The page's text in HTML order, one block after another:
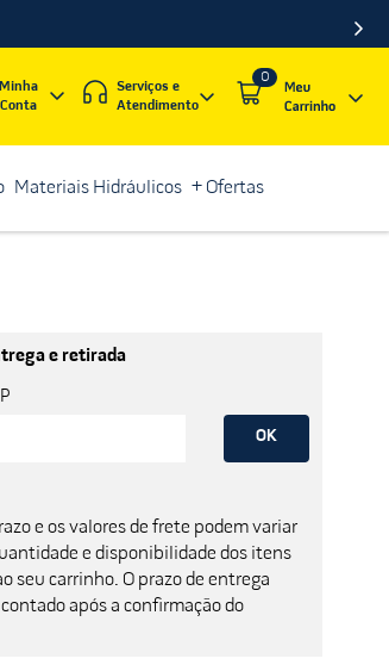
Minha
Conta
Serviços e
Atendimento
0
Materiais Hidráulicos + Ofertas
e retirada
OK
e os valores de frete podem variar
e disponibilidade dos itens
seu carrinho. O prazo de entrega
após a confirmação do